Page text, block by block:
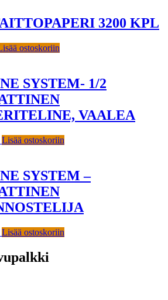
3200 KPL
ostoskoriin
SYSTEM- 1/2
VAALEA
Lisää ostoskoriin
SYSTEM –
Lisää ostoskoriin